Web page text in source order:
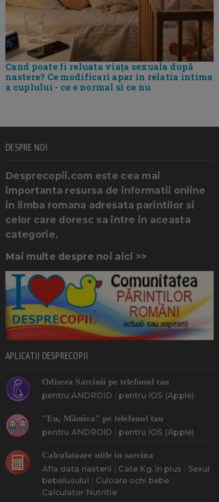
Cand poate fi reluata viața sexuala după
nastere? Ce modificari apar in relatia intima
a cuplului - ce e normal si ce nu
DESPRE NOI
Desprecopii.com este cea mai
importanta resursa de informatii online
in limba romana adresata parintilor si
celor care doresc sa intre in aceasta
categorie.
Mai multe despre noi aici >>
APLICATII DESPRECOPII
Odiseea Sarcinii pe telefonul tau
pentru ANDROID pentru IOS (Apple)
"Eu, Mămica" pe telefonul tau
pentru ANDROID pentru IOS (Apple)
Calculatoare utile in sarcina
Afla data nasterii Cate Kg. in plus
Sexul
bebelusului
Culoare ochi bebe
Calculator Nutritie